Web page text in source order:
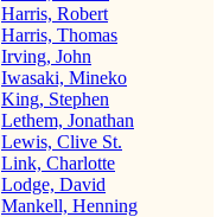
Harris, Robert
Harris, Thomas
Irving, John
Iwasaki, Mineko
King, Stephen
Lethem, Jonathan
Lewis, Clive St.
Link, Charlotte
Lodge, David
Mankell, Henning